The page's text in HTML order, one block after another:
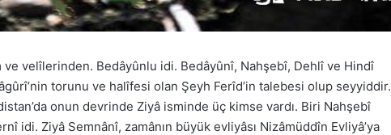
velîlerinden. Bedâyûnlu idi. Bedâyûnî, Nahşebî, Dehlî ve Hindî
torunu ve halîfesi olan Şeyh Ferîd’in talebesi olup seyyiddir.
onun devrinde Ziyâ isminde üç kimse vardı. Biri Nahşebî
idi. Ziyâ Semnânî, zamânın büyük evliyâsı Nizâmüddîn Evliyâ’ya